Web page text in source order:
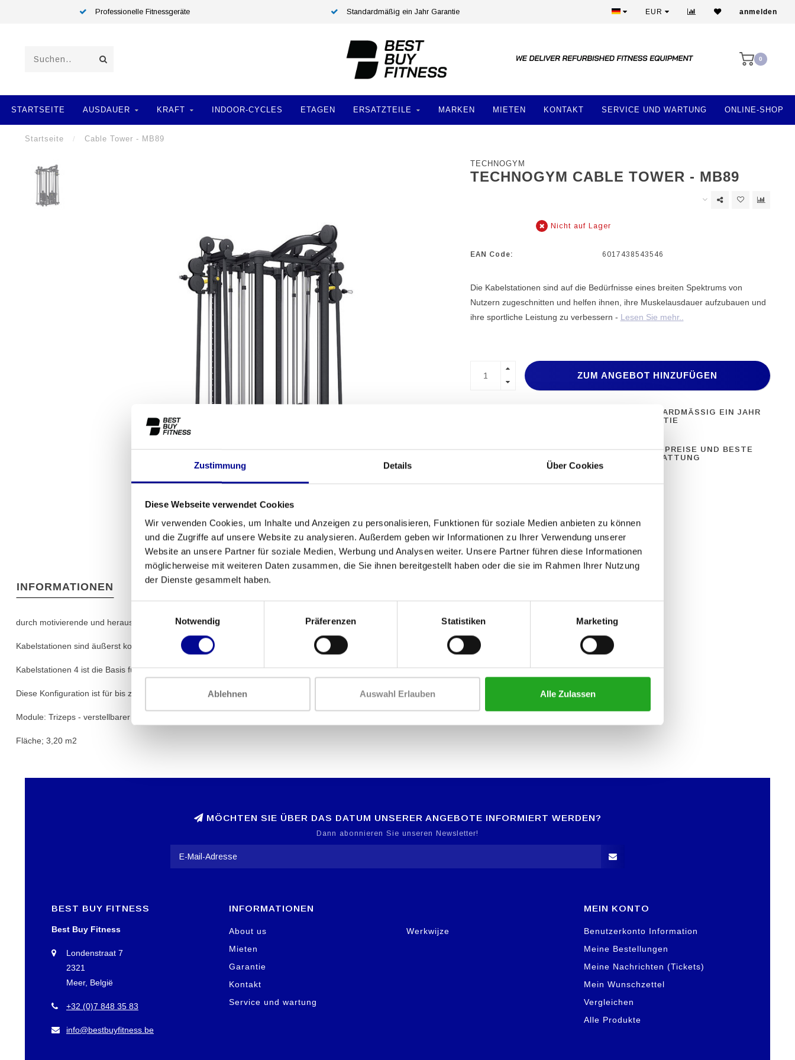
Zustimmung Details Über Cookies
Diese Webseite verwendet Cookies
Wir verwenden Cookies, um Inhalte und Anzeigen zu personalisieren, Funktionen für soziale Medien anbieten zu können
und die Zugriffe auf unsere Website zu analysieren. Außerdem geben wir Informationen zu Ihrer Verwendung unserer
Website an unsere Partner für soziale Medien, Werbung und Analysen weiter. Unsere Partner führen diese Informationen
möglicherweise mit weiteren Daten zusammen, die Sie ihnen bereitgestellt haben oder die sie im Rahmen Ihrer Nutzung
der Dienste gesammelt haben.
Notwendig
Präferenzen Statistiken Marketing
Ablehnen Auswahl Erlauben Alle Zulassen
Professionelle Fitnessgeräte Standardmäßig ein Jahr Garantie Mehr als 28 Jahre Erfahrung
EUR anmelden
0
STARTSEITE AUSDAUER KRAFT INDOOR-CYCLES ETAGEN ERSATZTEILE MARKEN MIETEN KONTAKT SERVICE UND WARTUNG ONLINE-SHOP
Startseite / Cable Tower - MB89
TECHNOGYM
TECHNOGYM CABLE TOWER - MB89
Nicht auf Lager
EAN Code: 6017438543546
Die Kabelstationen sind auf die Bedürfnisse eines breiten Spektrums von
Nutzern zugeschnitten und helfen ihnen, ihre Muskelausdauer aufzubauen und
ihre sportliche Leistung zu verbessern - Lesen Sie mehr..
ZUM ANGEBOT HINZUFÜGEN
STANDARDMÄSSIG EIN JAHR G
ARANTIE
MEHR ALS 28 JAHRE
BESTE PREISE UND BESTE
AUSSTATTUNG
INFORMATIONEN
durch motivierende und herausfordernde Workouts, die auf fortgeschrittenen Übungen basieren.
Kabelstationen sind äußerst kosteneffiziente Lösungen, da sie mehrere Benutzer gleichzeitig aufnehmen können
Kabelstationen 4 ist die Basis für alle Kabelstationskonfigurationen. Sie besteht aus vier verschiedenen Modulen, jedes mit einem unabhängigen Gewichtsstapel:
Diese Konfiguration ist für bis zu 4 Benutzer geeignet
Module: Trizeps - verstellbarer Pulley - Trizeps - verstellbarer Pulley
Fläche; 3,20 m2
MÖCHTEN SIE ÜBER DAS DATUM UNSERER ANGEBOTE INFORMIERT WERDEN?
Dann abonnieren Sie unseren Newsletter!
BEST BUY FITNESS
Best Buy Fitness
Londenstraat 7
2321
Meer, België
+32 (0)7 848 35 83
info@bestbuyfitness.be
INFORMATIONEN
About us
Mieten
Garantie
Kontakt
Service und wartung
Werkwijze
MEIN KONTO
Benutzerkonto Information
Meine Bestellungen
Meine Nachrichten (Tickets)
Mein Wunschzettel
Vergleichen
Alle Produkte